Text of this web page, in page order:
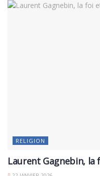
RELIGION
Laurent Gagnebin,